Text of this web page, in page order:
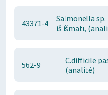
43371-4
Salmonella sp.
iš išmatų
562-9
C.difficile
(analitė)